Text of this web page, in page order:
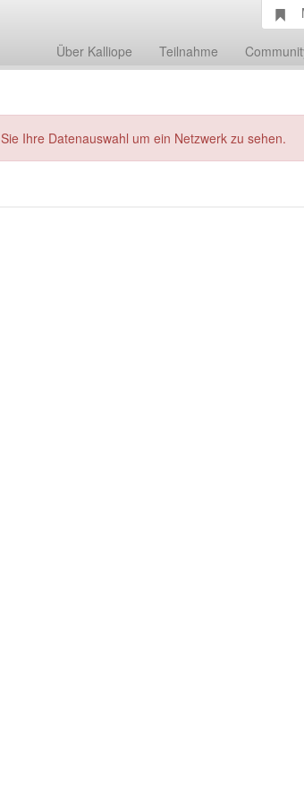
Über Kalliope Teilnahme
Ihre Datenauswahl um ein Netzwerk zu sehen.